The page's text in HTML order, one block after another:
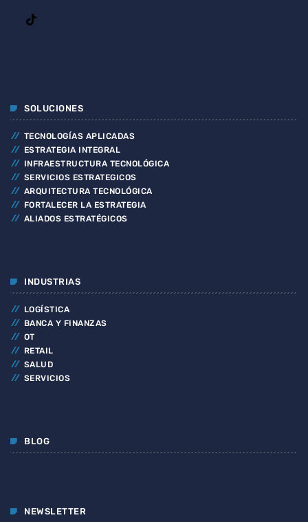
SOLUCIONES
TECNOLOGÍAS APLICADAS
ESTRATEGIA INTEGRAL
INFRAESTRUCTURA TECNOLÓGICA
SERVICIOS ESTRATEGICOS
ARQUITECTURA TECNOLÓGICA
FORTALECER LA ESTRATEGIA
ALIADOS ESTRATÉGICOS
INDUSTRIAS
LOGÍSTICA
BANCA Y FINANZAS
OT
RETAIL
SALUD
SERVICIOS
BLOG
NEWSLETTER